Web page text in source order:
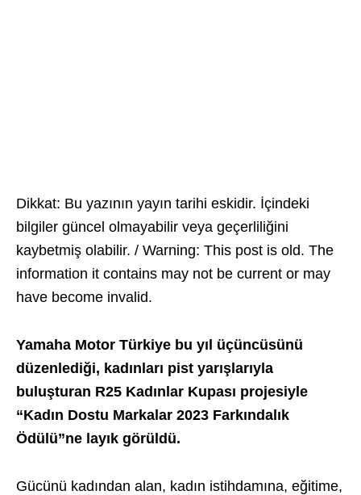
Dikkat: Bu yazının yayın tarihi eskidir. İçindeki
bilgiler güncel olmayabilir veya geçerliliğini
kaybetmiş olabilir. / Warning: This post is old. The
information it contains may not be current or may
have become invalid.
Yamaha Motor Türkiye bu yıl üçüncüsünü
düzenlediği, kadınları pist yarışlarıyla
buluşturan R25 Kadınlar Kupası projesiyle
“Kadın Dostu Markalar 2023 Farkındalık
Ödülü”ne layık görüldü.
Gücünü kadından alan, kadın istihdamına, eğitime,